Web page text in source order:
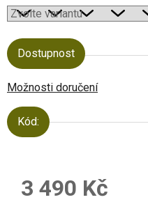
Dostupnost
Možnosti doručení
Kód:
3 490 Kč